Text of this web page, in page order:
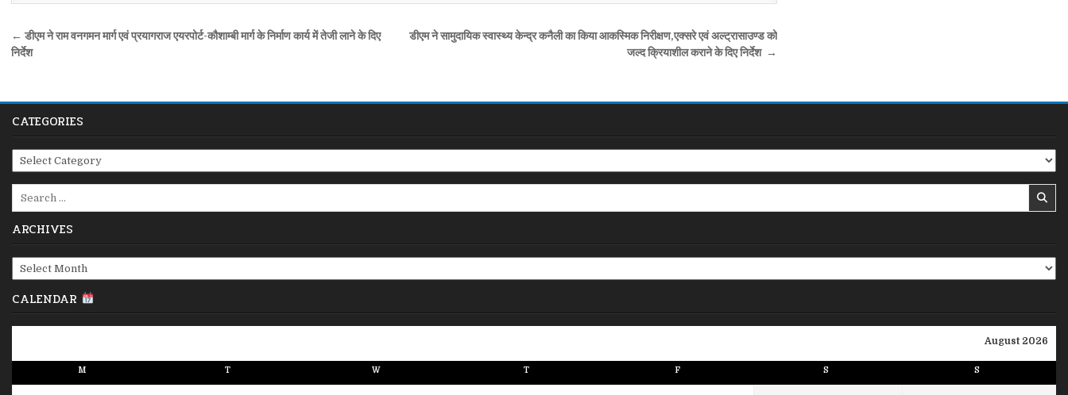
Post
navigation
डीएम ने सामुदायिक स्वास्थ्य केन्द्र कनैली का किया आकस्मिक निरीक्षण,एक्सरे एवं अल्ट्रासाउण्ड को
जल्द क्रियाशील कराने के दिए निर्देश →
← डीएम ने राम वनगमन मार्ग एवं प्रयागराज एयरपोर्ट-कौशाम्बी मार्ग के निर्माण कार्य में तेजी लाने के दिए
निर्देश
CATEGORIES
Categories
ARCHIVES
Archives
CALENDAR
August 2026
M T W T F S S